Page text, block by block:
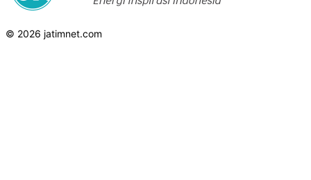
© 2026 jatimnet.com